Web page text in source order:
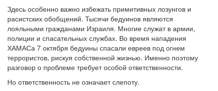
Здесь особенно важно избежать примитивных лозунгов и
расистских обобщений. Тысячи бедуинов являются
лояльными гражданами Израиля. Многие служат в армии,
полиции и спасательных службах. Во время нападения
ХАМАСа 7 октября бедуины спасали евреев под огнем
террористов, рискуя собственной жизнью. Именно поэтому
разговор о проблеме требует особой ответственности.
Но ответственность не означает слепоту.